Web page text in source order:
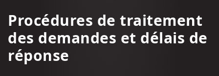
Procédures de traitement
des demandes et délais de
réponse